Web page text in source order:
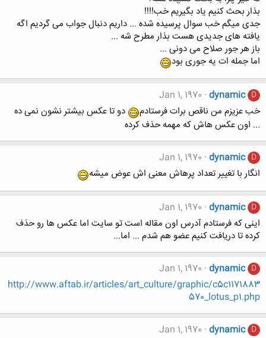
بذار بحث کنیم یاد بگیریم خب!!!!
جدی میگم خب سوال پرسیده شده ... داریم دنبال جواب می گردیم اگه
یافته های جدیدی هست بذار مطرح شه ...
باز هر جور صلاح می دونی ...
اما جمله ات یه جوری بود
D
dynamic
Jan 1, 1970
خب عزیزم من ناقص برات فرستادم
دو تا عکس بیشتر نشون نمی ده
... اون عکس هاش که مهمه حذف کرده
D
dynamic
Jan 1, 1970
انگار با تغییر تعداد پرهاش معنی اش عوض میشه
D
dynamic
Jan 1, 1970
اینی که فرستادم آدرس اون مقاله است تو سایت اما عکس ها رو حذف
کرده تا دریافت کنیم عضو هم شدم ... اما...
D
dynamic
Jan 1, 1970
http://www.aftab.ir/articles/art_culture/graphic/c5c1171883
570_lotus_p1.php
D
dynamic
Jan 1, 1970